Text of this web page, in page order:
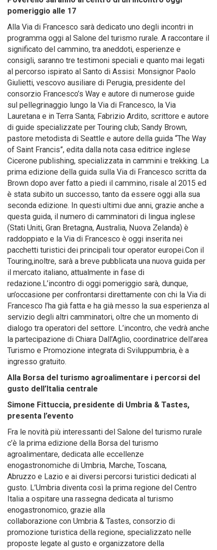
pomeriggio alle 17
Alla Via di Francesco sarà dedicato uno degli incontri in
programma oggi al Salone del turismo rurale. A raccontare il
significato del cammino, tra aneddoti, esperienze e
consigli, saranno tre testimoni speciali e quanto mai legati
al percorso ispirato al Santo di Assisi: Monsignor Paolo
Giulietti, vescovo ausiliare di Perugia, presidente del
consorzio Francesco’s Way e autore di numerose guide
sul pellegrinaggio lungo la Via di Francesco, la Via
Lauretana e in Terra Santa; Fabrizio Ardito, scrittore e autore
di guide specializzate per Touring club; Sandy Brown,
pastore metodista di Seattle e autore della guida “The Way
of Saint Francis”, edita dalla nota casa editrice inglese
Cicerone publishing, specializzata in cammini e trekking. La
prima edizione della guida sulla Via di Francesco scritta da
Brown dopo aver fatto a piedi il cammino, risale al 2015 ed
è stata subito un successo, tanto da essere oggi alla sua
seconda edizione. In questi ultimi due anni, grazie anche a
questa guida, il numero di camminatori di lingua inglese
(Stati Uniti, Gran Bretagna, Australia, Nuova Zelanda) è
raddoppiato e la Via di Francesco è oggi inserita nei
pacchetti turistici dei principali tour operator europei.Con il
Touring,inoltre, sarà a breve pubblicata una nuova guida per
il mercato italiano, attualmente in fase di
redazione.L’incontro di oggi pomeriggio sarà, dunque,
un’occasione per confrontarsi direttamente con chi la Via di
Francesco l’ha già fatta e ha già messo la sua esperienza al
servizio degli altri camminatori, oltre che un momento di
dialogo tra operatori del settore. L’incontro, che vedrà anche
la partecipazione di Chiara Dall’Aglio, coordinatrice dell’area
Turismo e Promozione integrata di Sviluppumbria, è a
ingresso gratuito.
Alla Borsa del turismo agroalimentare i percorsi del
gusto dell’Italia centrale
Simone Fittuccia, presidente di Umbria & Tastes,
presenta l’evento
Fra le novità più interessanti del Salone del turismo rurale
c’è la prima edizione della Borsa del turismo
agroalimentare, dedicata alle eccellenze
enogastronomiche di Umbria, Marche, Toscana,
Abruzzo e Lazio e ai diversi percorsi turistici dedicati al
gusto. L’Umbria diventa così la prima regione del Centro
Italia a ospitare una rassegna dedicata al turismo
enogastronomico, grazie alla
collaborazione con Umbria & Tastes, consorzio di
promozione turistica della regione, specializzato nelle
proposte legate al gusto e organizzatore della